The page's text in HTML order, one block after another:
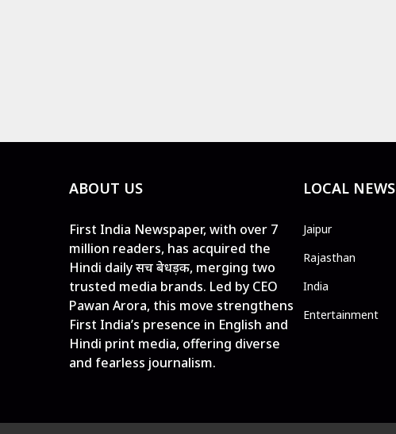
ABOUT US
First India Newspaper, with over 7
million readers, has acquired the
Hindi daily सच बेधड़क, merging two
trusted media brands. Led by CEO
Pawan Arora, this move strengthens
First India’s presence in English and
Hindi print media, offering diverse
and fearless journalism.
LOCAL NEWS
Jaipur
Rajasthan
India
Entertainment